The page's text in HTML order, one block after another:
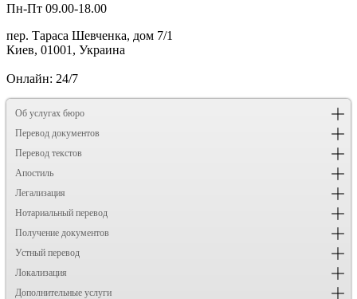
Пн-Пт 09.00-18.00
пер. Тараса Шевченка, дом 7/1
Киев, 01001, Украина
Онлайн: 24/7
Об услугах бюро
Перевод документов
Перевод текстов
Апостиль
Легализация
Нотариальный перевод
Получение документов
Устный перевод
Локализация
Дополнительные услуги